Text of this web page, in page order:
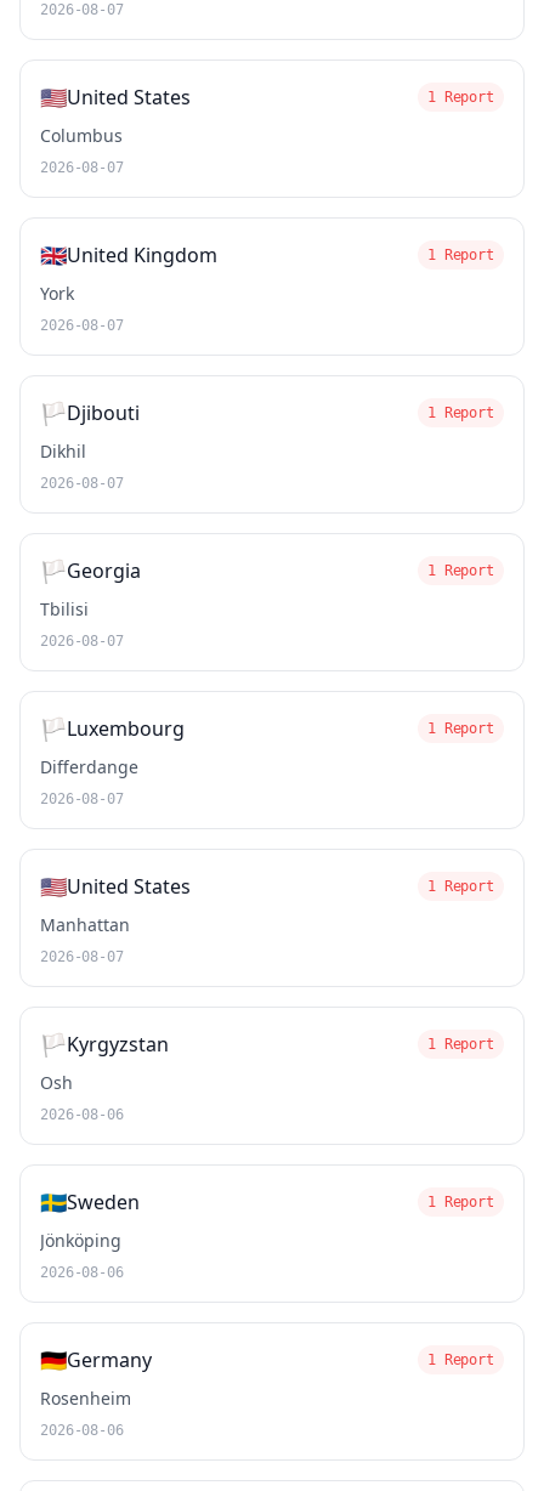
2026-08-07
🇺🇸United States 1 Report
Columbus
2026-08-07
🇬🇧United Kingdom 1 Report
York
2026-08-07
🏳️Djibouti 1 Report
Dikhil
2026-08-07
🏳️Georgia 1 Report
Tbilisi
2026-08-07
🏳️Luxembourg 1 Report
Differdange
2026-08-07
🇺🇸United States 1 Report
Manhattan
2026-08-07
🏳️Kyrgyzstan 1 Report
Osh
2026-08-06
🇸🇪Sweden 1 Report
Jönköping
2026-08-06
🇩🇪Germany 1 Report
Rosenheim
2026-08-06